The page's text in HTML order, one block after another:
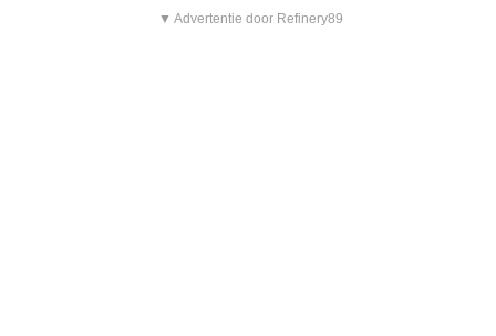
▼ Advertentie door Refinery89